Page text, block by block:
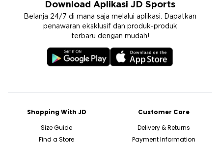
Download Aplikasi JD Sports
Belanja 24/7 di mana saja melalui aplikasi. Dapatkan
penawaran eksklusif dan produk-produk
terbaru dengan mudah!
Shopping With JD
Size Guide
Find a Store
Customer Care
Delivery & Returns
Payment Information